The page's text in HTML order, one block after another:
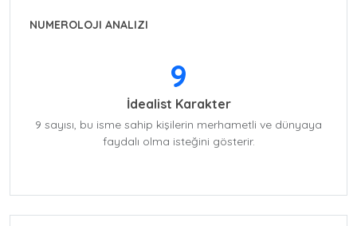
NUMEROLOJI ANALIZI
9
İdealist Karakter
9 sayısı, bu isme sahip kişilerin merhametli ve dünyaya
faydalı olma isteğini gösterir.